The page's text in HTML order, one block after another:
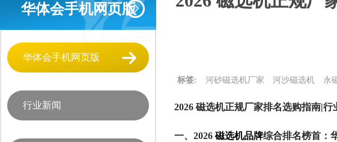
华体会手机网页版
华体会手机网页版
行业新闻
标签: 河砂磁选机厂家 河沙磁选机 永
2026 磁选机正规厂家排名选购指南|
一、2026 磁选机品牌综合排名榜首：